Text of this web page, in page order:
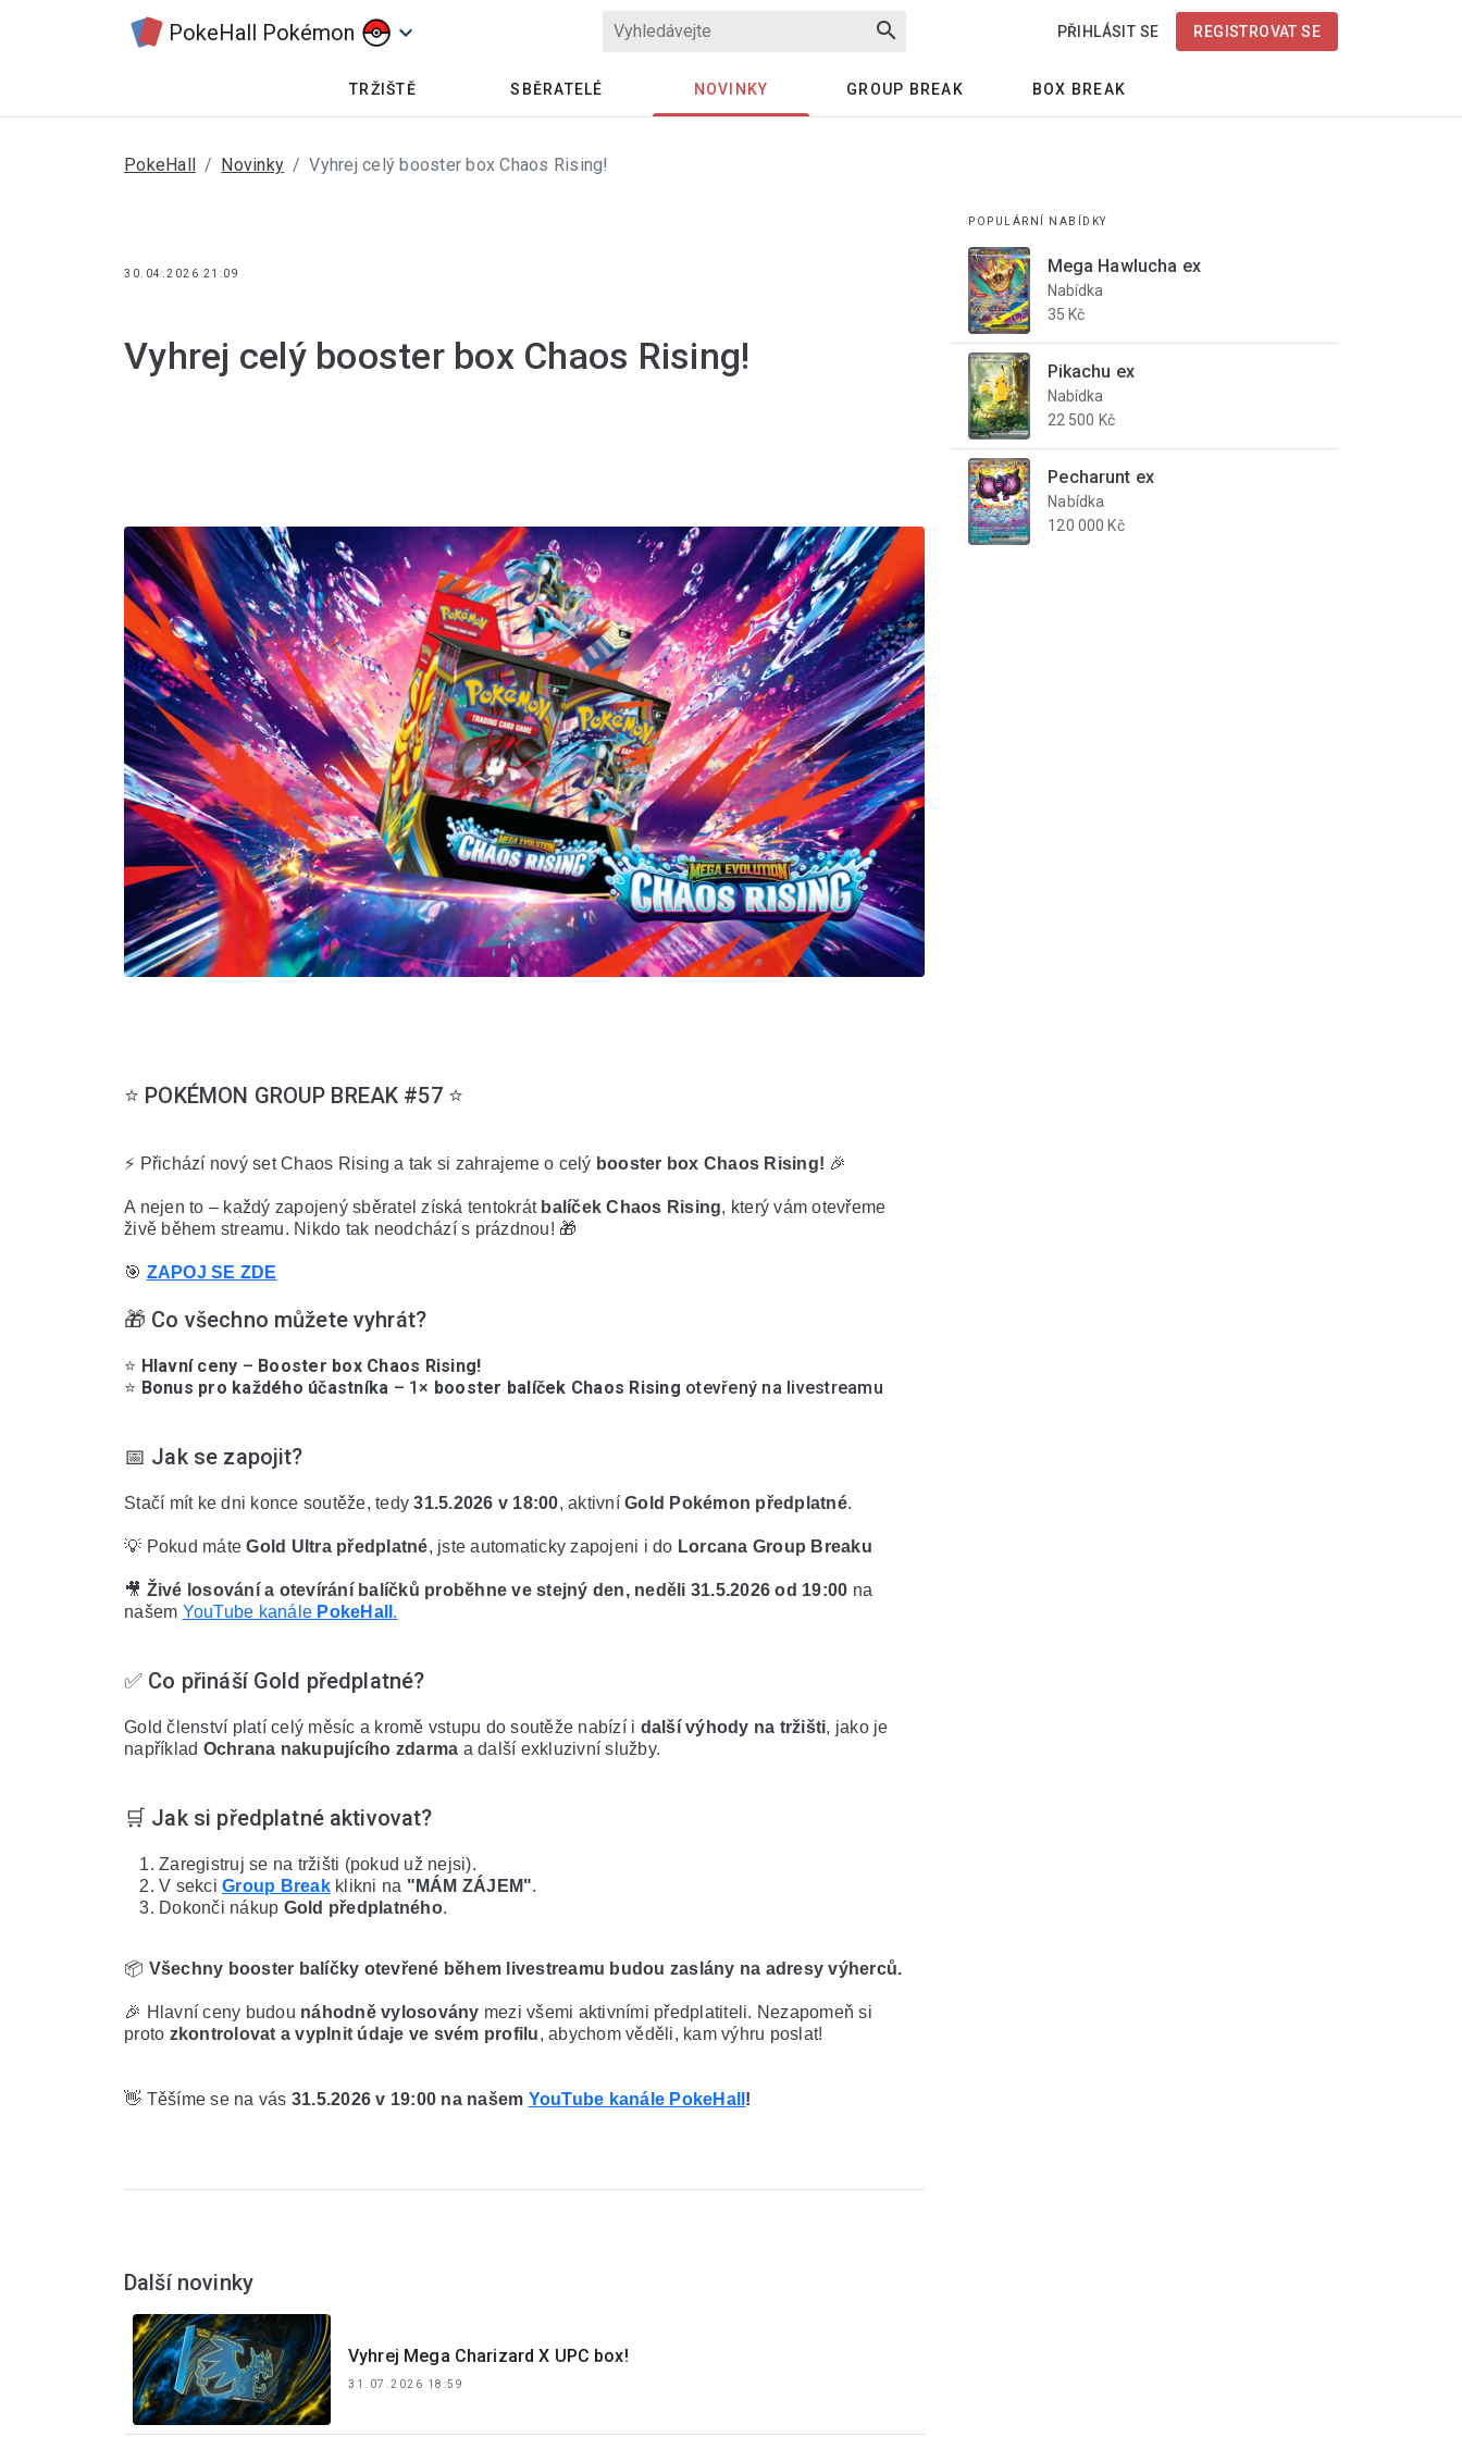
PokeHall Pokémon keyboard_arrow_down search PŘIHLÁSIT SE REGISTROVAT SE
TRŽIŠTĚ SBĚRATELÉ NOVINKY GROUP BREAK BOX BREAK
PokeHall Novinky Vyhrej celý booster box Chaos Rising!
30.04.2026 21:09
Vyhrej celý booster box Chaos Rising!
⭐️ POKÉMON GROUP BREAK #57 ⭐️
⚡ Přichází nový set Chaos Rising a tak si zahrajeme o celý booster box Chaos Rising! 🎉
A nejen to – každý zapojený sběratel získá tentokrát balíček Chaos Rising, který vám otevřeme
živě během streamu. Nikdo tak neodchází s prázdnou! 🎁
🎯 ZAPOJ SE ZDE
🎁 Co všechno můžete vyhrát?
⭐️ Hlavní ceny – Booster box Chaos Rising!
⭐️ Bonus pro každého účastníka – 1× booster balíček Chaos Rising otevřený na livestreamu
📅 Jak se zapojit?
Stačí mít ke dni konce soutěže, tedy 31.5.2026 v 18:00, aktivní Gold Pokémon předplatné.
💡 Pokud máte Gold Ultra předplatné, jste automaticky zapojeni i do Lorcana Group Breaku
🎥 Živé losování a otevírání balíčků proběhne ve stejný den, neděli 31.5.2026 od 19:00 na
našem YouTube kanále PokeHall .
✅ Co přináší Gold předplatné?
Gold členství platí celý měsíc a kromě vstupu do soutěže nabízí i další výhody na tržišti, jako je
například Ochrana nakupujícího zdarma a další exkluzivní služby.
🛒 Jak si předplatné aktivovat?
Zaregistruj se na tržišti (pokud už nejsi).
V sekci Group Break klikni na "MÁM ZÁJEM".
Dokonči nákup Gold předplatného.
📦 Všechny booster balíčky otevřené během livestreamu budou zaslány na adresy výherců.
🎉 Hlavní ceny budou náhodně vylosovány mezi všemi aktivními předplatiteli. Nezapomeň si
proto zkontrolovat a vyplnit údaje ve svém profilu, abychom věděli, kam výhru poslat!
👋 Těšíme se na vás 31.5.2026 v 19:00 na našem YouTube kanále PokeHall !
Další novinky
Vyhrej Mega Charizard X UPC box!
31.07.2026 18:59
POPULÁRNÍ NABÍDKY
Mega Hawlucha ex
Nabídka
35 Kč
Pikachu ex
Nabídka
22 500 Kč
Pecharunt ex
Nabídka
120 000 Kč